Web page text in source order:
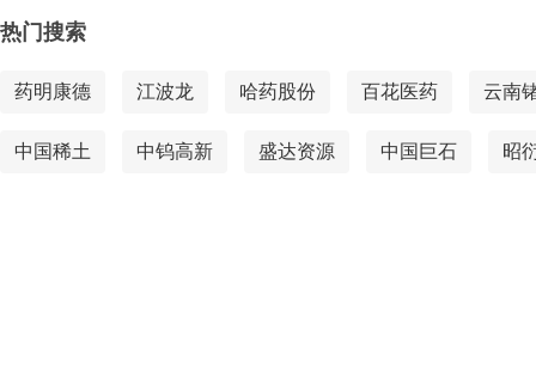
热门搜索
药明康德 江波龙 哈药股份 百花医药 云南
中国稀土 中钨高新 盛达资源 中国巨石 昭